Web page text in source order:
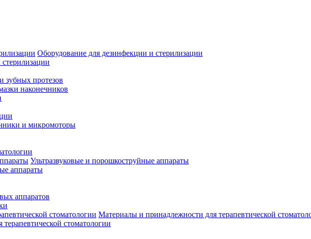
Оборудование для дезинфекции и стерилизации
зубных протезов
наконечников
и микромоторы
Ультразвуковые и порошкоструйные аппараты
аппараты
аппаратов
стоматологии Материалы и принадлежности для терапевтической
стоматологии